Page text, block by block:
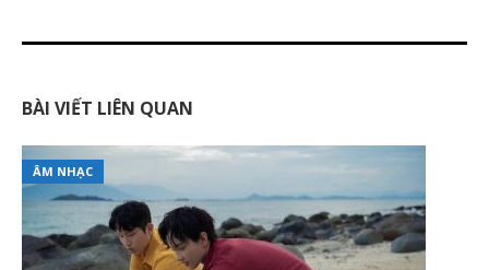
BÀI VIẾT LIÊN QUAN
ÂM NHẠC